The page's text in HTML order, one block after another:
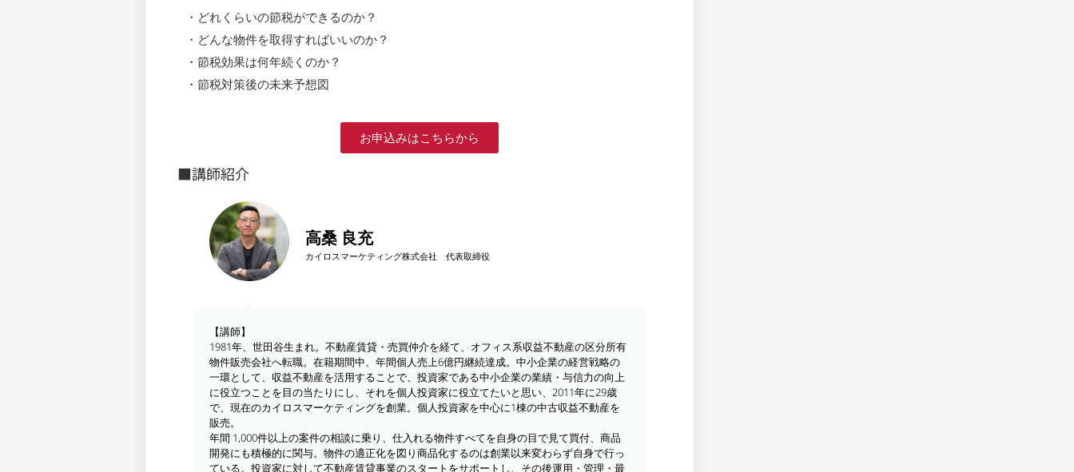
・どれくらいの節税ができるのか？
・どんな物件を取得すればいいのか？
・節税効果は何年続くのか？
・節税対策後の未来予想図
お申込みはこちらから
■講師紹介
【講師】
1981年、世田谷生まれ。不動産賃貸・売買仲介を経て、オフィス系収益不動産の区分所有
物件販売会社へ転職。在籍期間中、年間個人売上6億円継続達成。中小企業の経営戦略の
一環として、収益不動産を活用することで、投資家である中小企業の業績・与信力の向上
に役立つことを目の当たりにし、それを個人投資家に役立てたいと思い、2011年に29歳
で、現在のカイロスマーケティングを創業。個人投資家を中心に1棟の中古収益不動産を
販売。
年間 1,000件以上の案件の相談に乗り、仕入れる物件すべてを自身の目で見て買付、商品
開発にも積極的に関与。物件の適正化を図り商品化するのは創業以来変わらず自身で行っ
ている。投資家に対して不動産賃貸事業のスタートをサポートし、その後運用・管理・最
高桑 良充
カイロスマーケティング株式会社 代表取締役